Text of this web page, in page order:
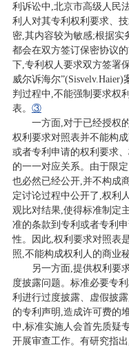
利诉讼中,北京市高级人民
利人对其专利权利要求、
密,其内容较为敏感;根据实
都会在双方签订保密协议
下,专利权人要求双方签署
威尔诉海尔
判过程中,不能强制要求权
表。 ③
一方面,对于已经授权
权利要求对照表并不能构
或者专利申请的权利要求
的一一对应关系。由于限
也必然已经公开,并不构成
定讨论过程中公开了,权利
观比对结果,使得标准制定
准的条款到专利或者专利
性。因此,权利要求对照表
照,不能构成权利人的商业秘
另一方面,提供权利要
度披露问题。标准必要专
利进行过度披露、虚假披
的专利声明,造成许可费的
中,标准实施人会首先质疑
开展审查工作。有研究指